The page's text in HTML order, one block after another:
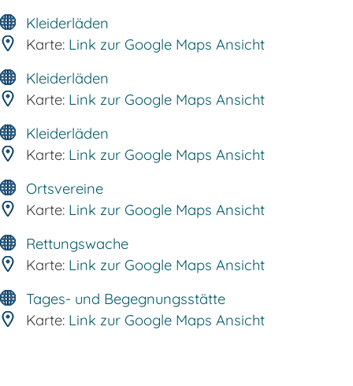
Kleiderläden
Karte: Link zur Google Maps Ansicht
Kleiderläden
Karte: Link zur Google Maps Ansicht
Kleiderläden
Karte: Link zur Google Maps Ansicht
Ortsvereine
Karte: Link zur Google Maps Ansicht
Rettungswache
Karte: Link zur Google Maps Ansicht
Tages- und Begegnungsstätte
Karte: Link zur Google Maps Ansicht